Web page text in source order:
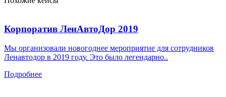
Корпоратив ЛенАвтоДор 2019
Мы организовали новогоднее мероприятие для сотрудников
Ленавтодор в 2019 году. Это было легендарно..
Подробнее